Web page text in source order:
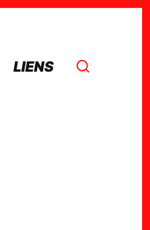
LIENS